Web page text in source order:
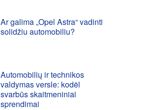
Ar galima „Opel Astra“ vadinti
solidžiu automobiliu?
Automobilių ir technikos
valdymas versle: kodėl
svarbūs skaitmeniniai
sprendimai